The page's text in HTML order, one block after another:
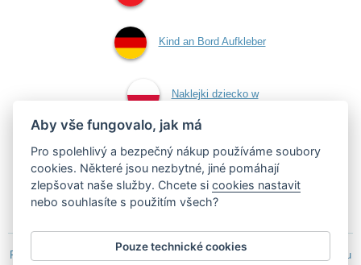
Kind an Bord Aufkleber
Naklejki dziecko w
aucie
Samolepky dítě v autě
Podle zákona o evidenci tržeb je prodávající povinen vystavit kupujícímu
Aby vše fungovalo, jak má
Pro spolehlivý a bezpečný nákup používáme soubory
cookies. Některé jsou nezbytné, jiné pomáhají
zlepšovat naše služby. Chcete sicookies nastavit
nebo souhlasíte s použitím všech?
Pouze technické cookies